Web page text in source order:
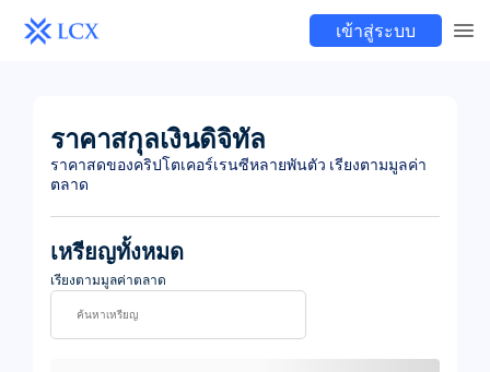
เข้าสู่ระบบ
ราคาสกุลเงินดิจิทัล
ราคาสดของคริปโตเคอร์เรนซีหลายพันตัว เรียงตามมูลค่า
ตลาด
เหรียญทั้งหมด
เรียงตามมูลค่าตลาด